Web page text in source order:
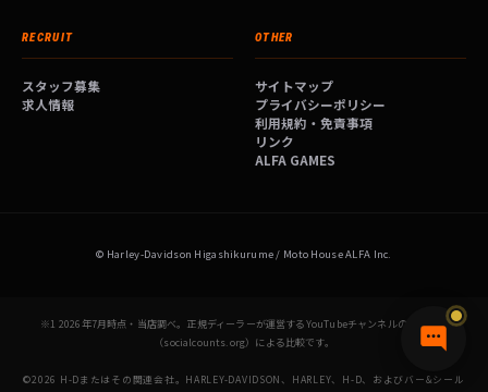
RECRUIT
スタッフ募集
求人情報
OTHER
サイトマップ
プライバシーポリシー
利用規約・免責事項
リンク
ALFA GAMES
© Harley-Davidson Higashikurume / Moto House ALFA Inc.
※1 2026年7月時点・当店調べ。正規ディーラーが運営するYouTubeチャンネルの登録者数
（socialcounts.org）による比較です。
©2026 H-Dまたはその関連会社。HARLEY-DAVIDSON、HARLEY、H-D、およびバー&シール